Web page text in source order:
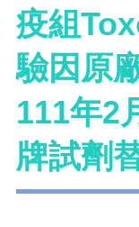
疫組
驗因原
111年2
牌試劑